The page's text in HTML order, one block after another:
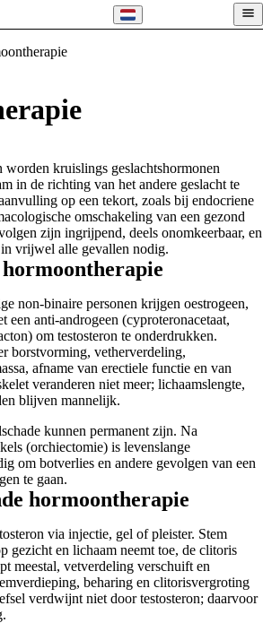
kruislings geslachtshormonen
in de richting van het andere geslacht te
op een tekort, zoals bij endocriene
omschakeling van een gezond
zijn ingrijpend, deels onomkeerbaar, en
vrijwel alle gevallen nodig.
non-binaire personen krijgen oestrogeen,
een anti-androgeen (cyproteronacetaat,
om testosteron te onderdrukken.
borstvorming, vetherverdeling,
afname van erectiele functie en van
veranderen niet meer; lichaamslengte,
blijven mannelijk.
kunnen permanent zijn. Na
(orchiectomie) is levenslange
om botverlies en andere gevolgen van een
te gaan.
hormoontherapie
via injectie, gel of pleister. Stem
gezicht en lichaam neemt toe, de clitoris
meestal, vetverdeling verschuift en
beharing en clitorisvergroting
verdwijnt niet door testosteron; daarvoor